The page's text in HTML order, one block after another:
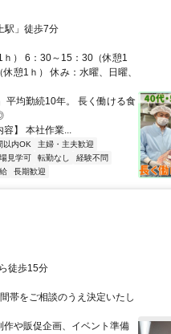
駅」徒歩7分
） 6：30～15：30（休憩1
憩1ｈ） 休み：水曜、日曜、
続10年。 長く働ける食
本社作業...
以内OK
主婦・主夫歓迎
見学可 転勤なし
経験不問
長期歓迎
徒歩15分
帯をご相談のうえ決定いたし
や販促企画、イベント準備